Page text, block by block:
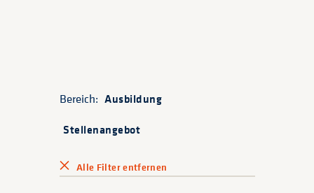
Bereich: Ausbildung
Stellenangebot
Alle Filter entfernen